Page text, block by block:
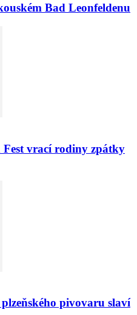
Bad Leonfeldenu
Fest vrací rodiny zpátky
pivovaru slaví